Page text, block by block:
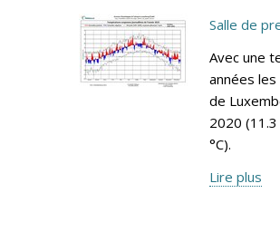
Salle de
Avec une
années
de
2020
°C).
Lire plus